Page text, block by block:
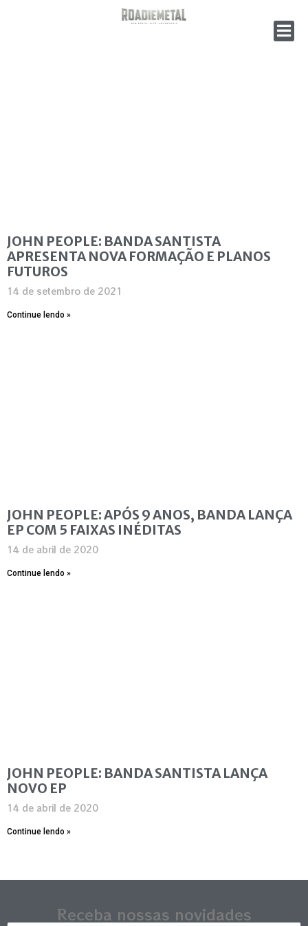
JOHN PEOPLE: BANDA SANTISTA
APRESENTA NOVA FORMAÇÃO E PLANOS
FUTUROS
14 de setembro de 2021
Continue lendo »
JOHN PEOPLE: APÓS 9 ANOS, BANDA LANÇA
EP COM 5 FAIXAS INÉDITAS
14 de abril de 2020
Continue lendo »
JOHN PEOPLE: BANDA SANTISTA LANÇA
NOVO EP
14 de abril de 2020
Continue lendo »
Receba nossas novidades